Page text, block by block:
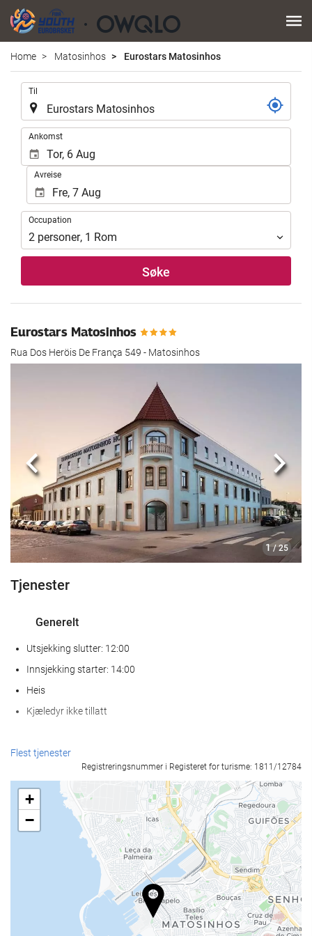
Home Matosinhos Eurostars Matosinhos
Til
Ankomst
Avreise
Occupation
Occupation
2 personer, 1 Rom
Søke
Eurostars Matosinhos
Rua Dos Heröis De França 549 - Matosinhos
1 / 25
Forrige
Tjenester
Generelt
Utsjekking slutter: 12:00
Innsjekking starter: 14:00
Heis
Kjæledyr ikke tillatt
Velvære
Dampbad
Treningsrom
Resepsjonstjenester
Døgnåpen resepsjon
Bagasjeoppbevaring
Flest tjenester
Registreringsnummer i Registeret for turisme: 1811/12784
+
−